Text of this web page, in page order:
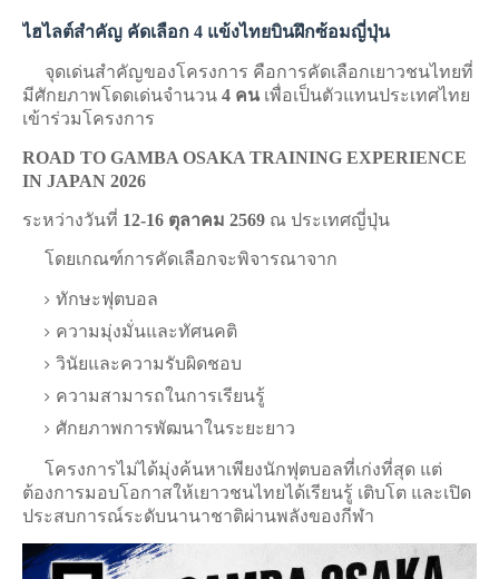
ไฮไลต์สำคัญ คัดเลือก 4 แข้งไทยบินฝึกซ้อมญี่ปุ่น
จุดเด่นสำคัญของโครงการ คือการคัดเลือกเยาวชนไทยที่
มีศักยภาพโดดเด่นจำนวน 4 คนเพื่อเป็นตัวแทนประเทศไทย
เข้าร่วมโครงการ
ROAD TO GAMBA OSAKA TRAINING EXPERIENCE
IN JAPAN 2026
ระหว่างวันที่ 12-16 ตุลาคม 2569 ณ ประเทศญี่ปุ่น
โดยเกณฑ์การคัดเลือกจะพิจารณาจาก
ทักษะฟุตบอล
ความมุ่งมั่นและทัศนคติ
วินัยและความรับผิดชอบ
ความสามารถในการเรียนรู้
ศักยภาพการพัฒนาในระยะยาว
โครงการไม่ได้มุ่งค้นหาเพียงนักฟุตบอลที่เก่งที่สุด แต่
ต้องการมอบโอกาสให้เยาวชนไทยได้เรียนรู้ เติบโต และเปิด
ประสบการณ์ระดับนานาชาติผ่านพลังของกีฬา